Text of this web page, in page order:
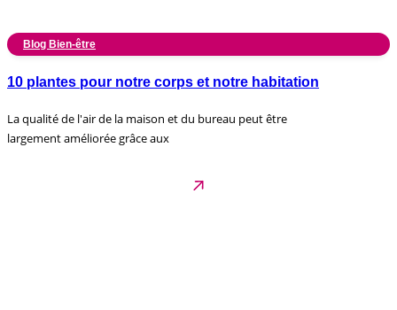
Blog Bien-être
10 plantes pour notre corps et notre habitation
La qualité de l'air de la maison et du bureau peut être
largement améliorée grâce aux